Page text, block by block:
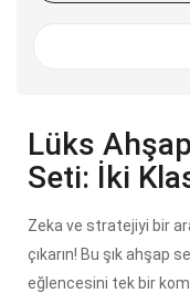
Lüks
Seti: İki
Zeka ve stratejiyi bir
çıkarın! Bu şık ahşap
eğlencesini tek bir